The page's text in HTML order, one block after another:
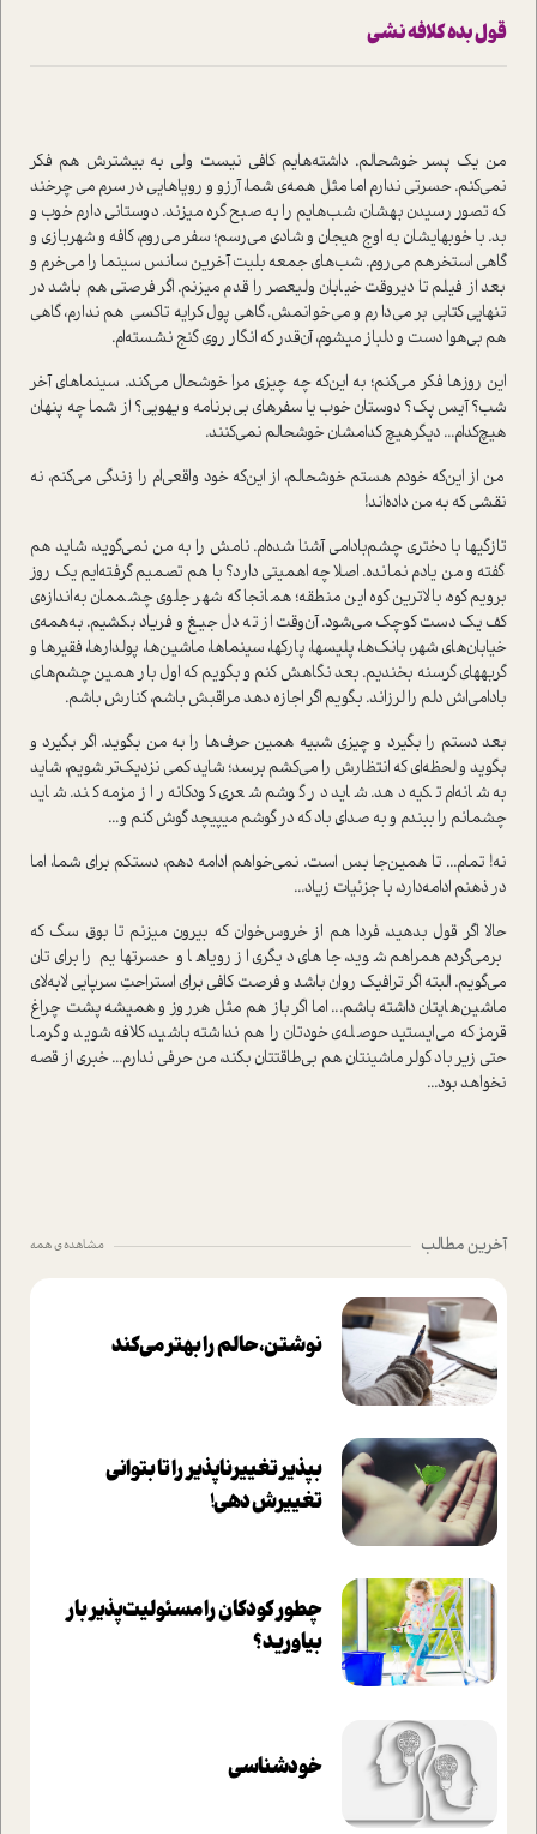
قول بده کلافه نشی
من یک پسر خوشحالم. داشته‌هایم کافی نیست ولی به بیشترش هم فکر
نمی‌کنم. حسرتی ندارم اما مثل همه‌ی شما، آرزو و رویاهایی در سرم می چرخند
که تصور رسیدن بهشان، شب‌هایم را به صبح گره میزند. دوستانی دارم خوب و
بد. با خوبهایشان به اوج هیجان و شادی می‌رسم؛ سفر می‌روم، کافه و شهربازی و
گاهی ا‌ستخرهم می‌روم. شب‌های جمعه بلیت آخرین سانس سینما را می‌خرم و
بعد از فیلم تا دیروقت خیابان ولیعصر را قدم میزنم. اگر فرصتی هم باشد در
تنهایی کتابی بر می‌دارم و می‌خوانمش. گاهی پول کرایه تاکسی هم ندارم، گاهی
هم بی‌هوا دست و دلباز میشوم، آن‌قدر که انگار روی گنج نشسته‌ام.
این روزها فکر می‌کنم؛ به این‌که چه چیزی مرا خوشحال می‌کند. سینماهای آخر
شب؟ آیس پک؟ دوستان خوب یا سفرهای بی‌برنامه و یهویی؟ از شما چه پنهان
هیچ‌کدام... دیگرهیچ کدامشان خوشحالم نمی‌کنند.
من از این‌که خودم هستم خوشحالم، از این‌که خود واقعی‌ام را زندگی می‌کنم، نه
نقشی که به من داده‌اند!
تازگیها با دختری چشم‌بادامی آشنا شده‌ام. نامش را به من نمی‌گوید، شاید هم
گفته و من یادم نمانده. اصلا چه اهمیتی دارد؟ با هم تصمیم گرفته‌ایم یک روز
برویم کوه، بالاترین کوه این منطقه؛ همانجا که شهر جلوی چشممان به‌اندازه‌ی
کف یک دست کوچک می‌شود. آن‌وقت از ته دل جیغ و فریاد بکشیم. به‌همه‌ی
خیابان‌های شهر، بانک‌ها، پلیسها، پارکها، سینماها، ماشین‌ها، پولدارها، فقیرها و
گربههای گرسنه بخندیم. بعد نگاهش کنم و بگویم که اول بار همین چشم‌های
بادامی‌اش دلم را لرزاند. بگویم اگر اجازه دهد مراقبش باشم، کنارش باشم.
بعد دستم را بگیرد و چیزی شبیه همین حرف‌ها را به من بگوید. اگر بگیرد و
بگوید و لحظه‌ای که انتظارش را می‌کشم برسد؛ شاید کمی نزدیک‌تر شویم، شاید
به شانه‌ام تکیه دهد. شاید در گوشم شعری کودکانه را زمزمه کند. شاید
چشمانم را ببندم و به صدای باد که در گوشم میپیچد گوش کنم و...
نه! تمام... تا همین‌جا بس ا‌ست. نمی‌خواهم ادامه دهم، دستکم برای شما، اما
در ذهنم ادامه‌دارد، با جزئیات زیاد...
حالا اگر قول بدهید، فردا هم از خروس‌خوان که بیرون میزنم تا بوق سگ که
برمی‌گردم همراهم شوید، جاهای د‌یگری از رویاها و حسرتهایم را برای‌تان
می‌گویم. البته اگر ترافیک روان باشد و فرصت کافی برای ا‌ستراحتِ سرپایی لابه‌لای
ماشین‌هایتان داشته باشم... اما اگر باز هم مثل هر‌روز و همیشه پشت چراغ
قرمز که می‌ایستید حوصله‌ی خودتان را هم نداشته باشید، کلافه شوید و گرما
حتی زیر باد کولر ماشینتان هم بی‌طاقتتان بکند، من حرفی ندارم... خبری از قصه
نخواهد بود...
آخرین مطالب مشاهده ی همه
نوشتن، حالم را بهتر می‌کند
بپذير تغييرناپذير را تا بتواني
تغييرش دهي!‏
چطور کودکان را مسئولیت‌پذیر بار
بیاورید؟
خودشناسی